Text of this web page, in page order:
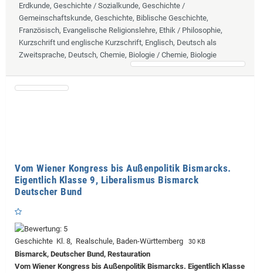
Erdkunde, Geschichte / Sozialkunde, Geschichte /
Gemeinschaftskunde, Geschichte, Biblische Geschichte,
Französisch, Evangelische Religionslehre, Ethik / Philosophie,
Kurzschrift und englische Kurzschrift, Englisch, Deutsch als
Zweitsprache, Deutsch, Chemie, Biologie / Chemie, Biologie
Vom Wiener Kongress bis Außenpolitik Bismarcks.
Eigentlich Klasse 9, Liberalismus Bismarck
Deutscher Bund
Geschichte Kl. 8, Realschule, Baden-Württemberg 30 KB
Bismarck, Deutscher Bund, Restauration
Vom Wiener Kongress bis Außenpolitik Bismarcks. Eigentlich Klasse